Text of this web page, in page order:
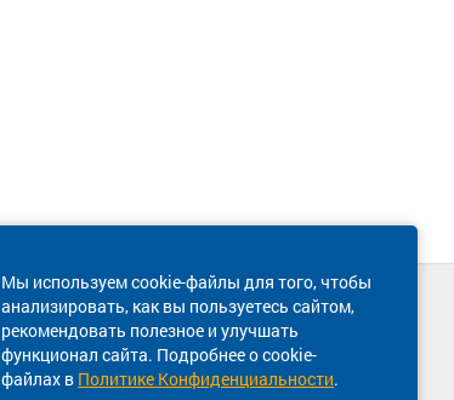
Мы используем cookie-файлы для того, чтобы
анализировать, как вы пользуетесь сайтом,
рекомендовать полезное и улучшать
функционал сайта. Подробнее о cookie-
файлах в Политике Конфиденциальности.
Техническая поддержка сайта
8 800 600-03-38